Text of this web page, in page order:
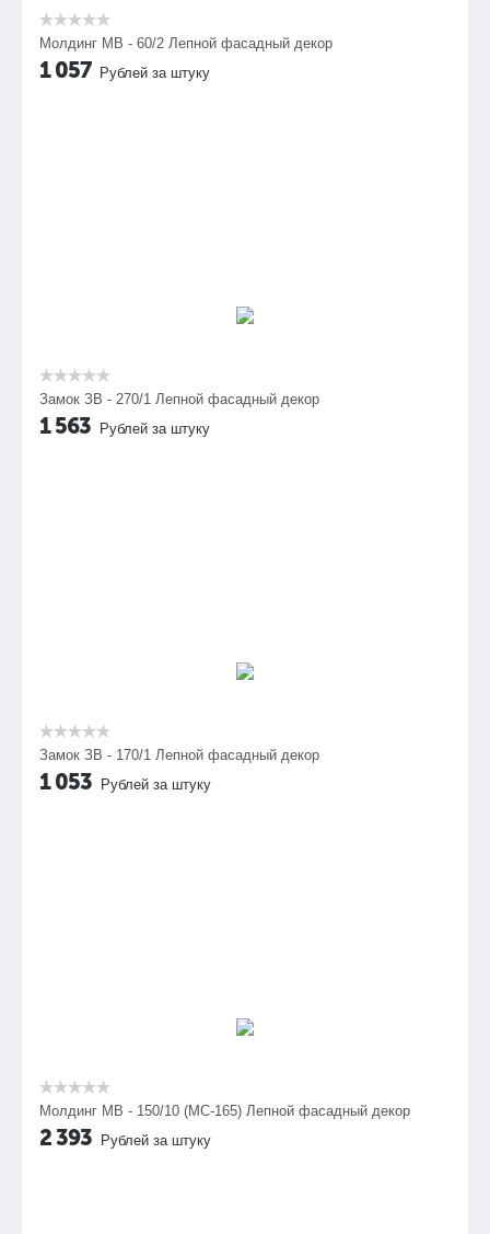
Молдинг МВ - 60/2 Лепной фасадный декор
1 057 Рублей за штуку
Замок ЗВ - 270/1 Лепной фасадный декор
1 563 Рублей за штуку
Замок ЗВ - 170/1 Лепной фасадный декор
1 053 Рублей за штуку
Молдинг МВ - 150/10 (МС-165) Лепной фасадный декор
2 393 Рублей за штуку